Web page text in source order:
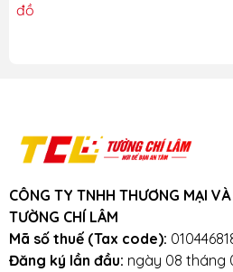
đồ
CÔNG TY TNHH THƯƠNG MẠI
TƯỜNG CHÍ LÂM
Mã số thuế (Tax code):
Đăng ký lần đầu: ngày 08 tháng